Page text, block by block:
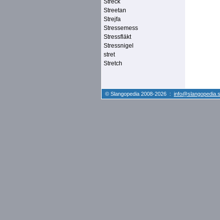
Streck
Streetan
Strejfa
Stressemess
Stressfläkt
Stressnigel
stret
Stretch
© Slangopedia 2008-2026 :